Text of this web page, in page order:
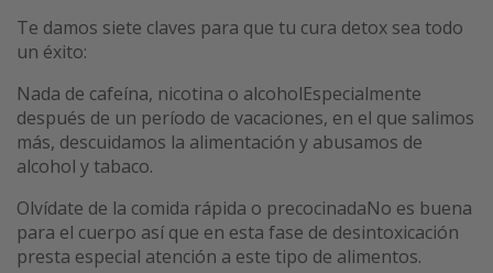
Te damos siete claves para que tu cura detox sea todo
un éxito:
Nada de cafeína, nicotina o alcoholEspecialmente
después de un período de vacaciones, en el que salimos
más, descuidamos la alimentación y abusamos de
alcohol y tabaco.
Olvídate de la comida rápida o precocinadaNo es buena
para el cuerpo así que en esta fase de desintoxicación
presta especial atención a este tipo de alimentos.